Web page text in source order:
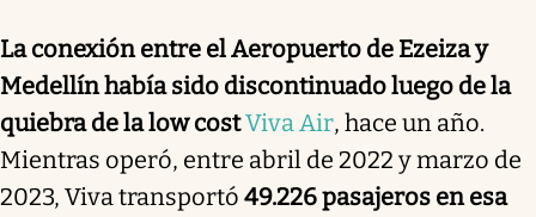
La conexión entre el Aeropuerto de Ezeiza y
Medellín había sido discontinuado luego de la
quiebra de la low costViva Air, hace un año.
Mientras operó, entre abril de 2022 y marzo de
2023, Viva transportó 49.226 pasajeros en esa